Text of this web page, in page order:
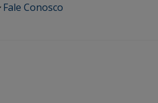
Fale Conosco